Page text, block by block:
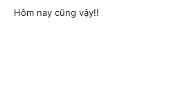
Hôm nay cũng vậy!!